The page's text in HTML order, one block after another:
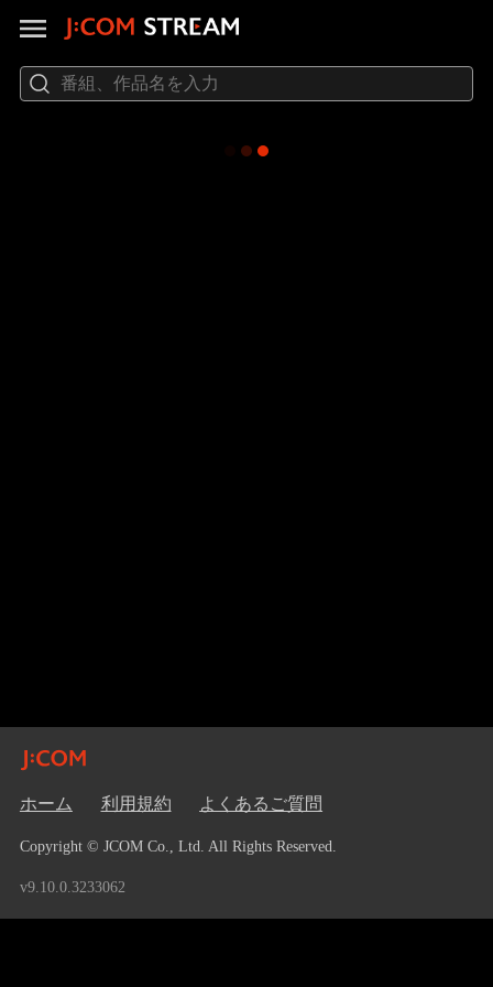
ホーム 利用規約 よくあるご質問
Copyright © JCOM Co., Ltd. All Rights Reserved.
v9.10.0.3233062